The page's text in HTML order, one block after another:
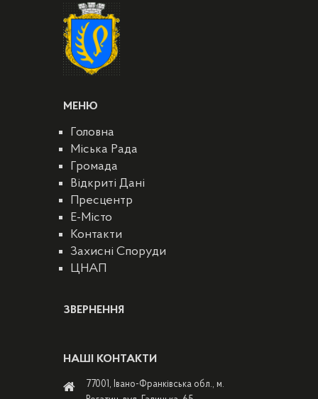
МЕНЮ
Головна
Міська Рада
Громада
Відкриті Дані
Пресцентр
E-Місто
Контакти
Захисні Споруди
ЦНАП
ЗВЕРНЕННЯ
НАШІ КОНТАКТИ
77001, Івано-Франківська обл., м.